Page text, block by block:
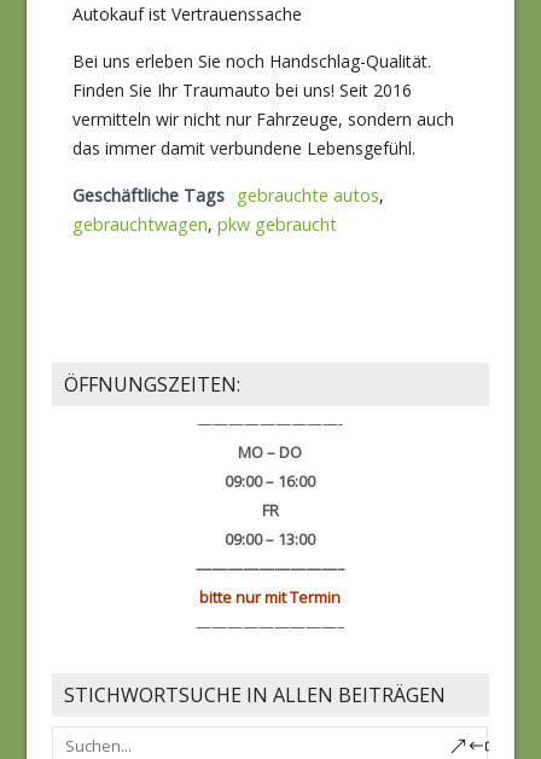
Autokauf ist Vertrauenssache
Bei uns erleben Sie noch Handschlag-Qualität.
Finden Sie Ihr Traumauto bei uns! Seit 2016
vermitteln wir nicht nur Fahrzeuge, sondern auch
das immer damit verbundene Lebensgefühl.
Geschäftliche Tags gebrauchte autos,
gebrauchtwagen, pkw gebraucht
ÖFFNUNGSZEITEN:
—————————-
MO – DO
09:00 – 16:00
FR
09:00 – 13:00
—————————–
bitte nur mit Termin
—————————–
STICHWORTSUCHE IN ALLEN BEITRÄGEN